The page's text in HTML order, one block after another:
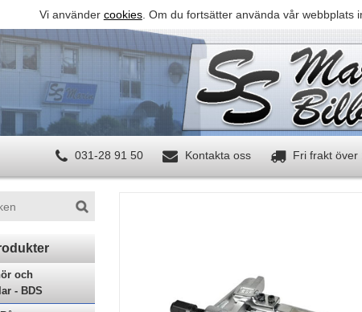
Vi använder cookies. Om du fortsätter använda vår webbplats
031-28 91 50 Kontakta oss Fri frakt över
och
- BDS